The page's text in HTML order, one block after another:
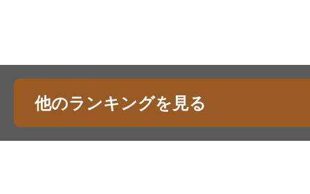
他のランキングを見る